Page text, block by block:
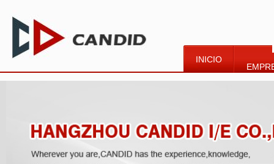
INICIO